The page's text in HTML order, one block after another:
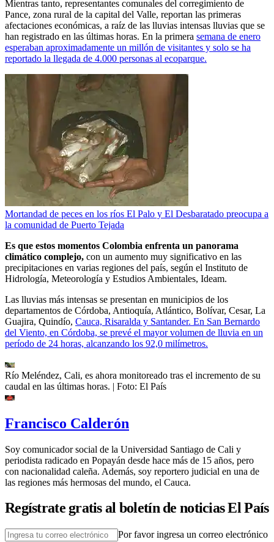
Mientras tanto, representantes comunales del corregimiento de
Pance, zona rural de la capital del Valle, reportan las primeras
afectaciones económicas, a raíz de las lluvias intensas lluvias que se
han registrado en las últimas horas. En la primera semana de enero
esperaban aproximadamente un millón de visitantes y solo se ha
reportado la llegada de 4.000 personas al ecoparque.
Mortandad de peces en los ríos El Palo y El Desbaratado preocupa a
la comunidad de Puerto Tejada
Es que estos momentos Colombia enfrenta un panorama
climático complejo, con un aumento muy significativo en las
precipitaciones en varias regiones del país, según el Instituto de
Hidrología, Meteorología y Estudios Ambientales, Ideam.
Las lluvias más intensas se presentan en municipios de los
departamentos de Córdoba, Antioquía, Atlántico, Bolívar, Cesar, La
Guajira, Quindío, Cauca, Risaralda y Santander. En San Bernardo
del Viento, en Córdoba, se prevé el mayor volumen de lluvia en un
período de 24 horas, alcanzando los 92,0 milímetros.
Río Meléndez, Cali, es ahora monitoreado tras el incremento de su
caudal en las últimas horas. | Foto: El País
Francisco Calderón
Soy comunicador social de la Universidad Santiago de Cali y
periodista radicado en Popayán desde hace más de 15 años, pero
con nacionalidad caleña. Además, soy reportero judicial en una de
las regiones más hermosas del mundo, el Cauca.
Regístrate gratis al boletín de noticias El País
Por favor ingresa un correo electrónico